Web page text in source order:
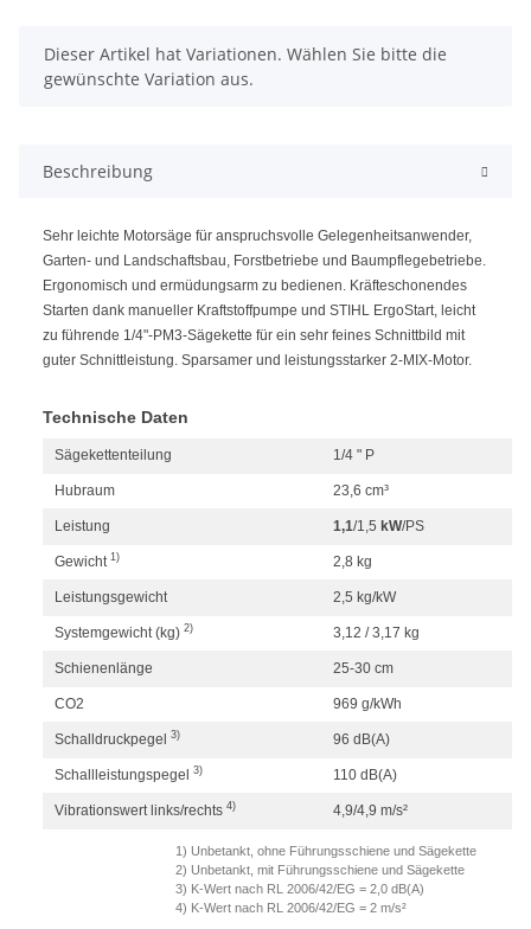
x
Dieser Artikel hat Variationen. Wählen Sie bitte die
gewünschte Variation aus.
Beschreibung
Sehr leichte Motorsäge für anspruchsvolle Gelegenheitsanwender,
Garten- und Landschaftsbau, Forstbetriebe und Baumpflegebetriebe.
Ergonomisch und ermüdungsarm zu bedienen. Kräfteschonendes
Starten dank manueller Kraftstoffpumpe und STIHL ErgoStart, leicht
zu führende 1/4"-PM3-Sägekette für ein sehr feines Schnittbild mit
guter Schnittleistung. Sparsamer und leistungsstarker 2-MIX-Motor.
Technische Daten
Sägekettenteilung 1/4 " P
Hubraum 23,6 cm³
Leistung 1,1/1,5 kW/PS
Gewicht 1) 2,8 kg
Leistungsgewicht 2,5 kg/kW
Systemgewicht (kg) 2) 3,12 / 3,17 kg
Schienenlänge 25-30 cm
CO2 969 g/kWh
Schalldruckpegel 3) 96 dB(A)
Schallleistungspegel 3) 110 dB(A)
Vibrationswert links/rechts 4) 4,9/4,9 m/s²
1) Unbetankt, ohne Führungsschiene und Sägekette
2) Unbetankt, mit Führungsschiene und Sägekette
3) K-Wert nach RL 2006/42/EG = 2,0 dB(A)
4) K-Wert nach RL 2006/42/EG = 2 m/s²